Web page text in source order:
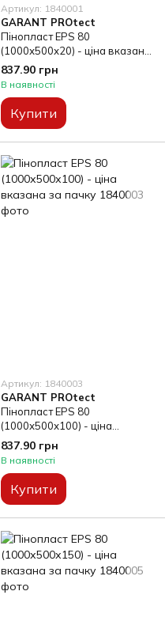
Артикул: 1840001
GARANT PROtect
Пінопласт EPS 80
(1000х500х20) - ціна вказана
за пачку
837.90 грн
В наявності
Купити
Артикул: 1840003
GARANT PROtect
Пінопласт EPS 80
(1000х500х100) - ціна
вказана за пачку
837.90 грн
В наявності
Купити